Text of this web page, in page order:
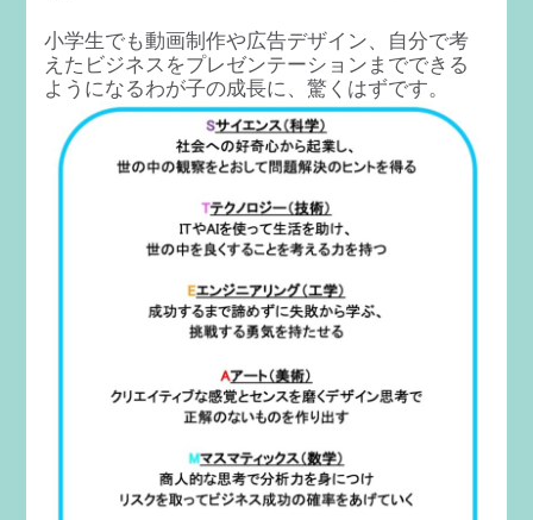
小学生でも動画制作や広告デザイン、自分で考
えたビジネスをプレゼンテーションまでできる
ようになるわが子の成長に、驚くはずです。